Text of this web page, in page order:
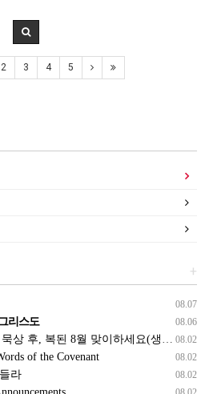
2 3 4 5
+
08.07
08.06
리스도
08.02
맞이하세요(생삶,3,월) *예수생명 내생명 우리생명!
08.02
of the Covenant
08.02
라